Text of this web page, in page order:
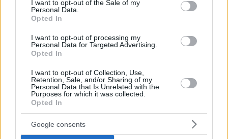
I want to opt-out of the Sale of my
Personal Data.
Opted In
I want to opt-out of processing my
Personal Data for Targeted Advertising.
Opted In
I want to opt-out of Collection, Use,
Retention, Sale, and/or Sharing of my
Personal Data that Is Unrelated with the
Purposes for which it was collected.
Opted In
Google consents
Live streaming: Είναι η μουσική το χρυσάφι της
ερχόμενης δεκαετίας;
Αλλοι επενδύουν σε πετρέλαιο, άλλοι σε ψηφιακά
νομίσματα και άλλοι ρίχνουν το βιος τους στο
metaverse. Κι όμως, η μουσική βιομηχανία
αναδεικνύεται σε μία από τις πιο επικερδείς